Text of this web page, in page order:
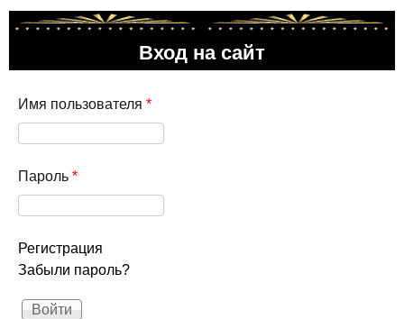
Вход на сайт
Имя пользователя *
Пароль *
Регистрация
Забыли пароль?